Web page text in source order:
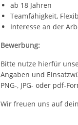
ab 18 Jahren
Teamfähigkeit,
Interesse an der
Bewerbung:
Bitte nutze hierfür
Angaben und
PNG-, JPG- oder pdf-
Wir freuen uns auf